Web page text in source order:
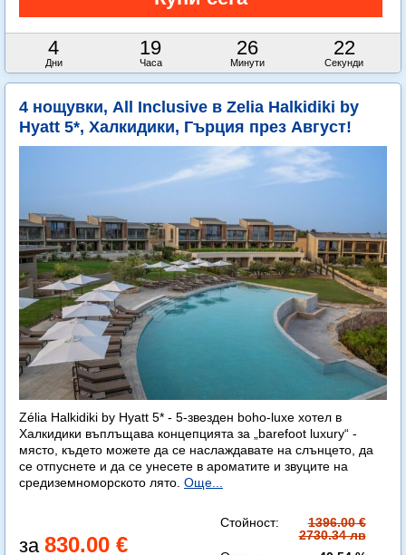
4
Дни
19
Часа
26
Минути
21
Секунди
4 нощувки, All Inclusive в Zelia Halkidiki by
Hyatt 5*, Халкидики, Гърция през Август!
Zélia Halkidiki by Hyatt 5* - 5-звезден boho-luxe хотел в
Халкидики въплъщава концепцията за „barefoot luxury“ -
място, където можете да се наслаждавате на слънцето, да
се отпуснете и да се унесете в ароматите и звуците на
средиземноморското лято. Още...
830.00 €
Стойност:
1396.00 €
2730.34 лв